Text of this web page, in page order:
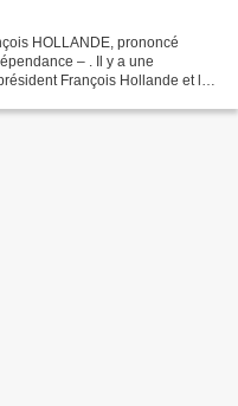
HOLLANDE, prononcé
– . Il y a une
François Hollande et le